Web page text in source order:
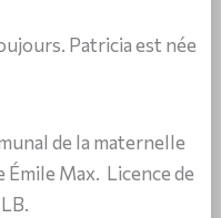
Patricia est née
de la maternelle
Émile Max. Licence de